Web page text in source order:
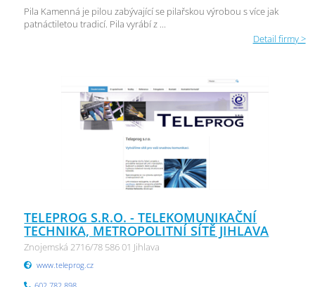
Pila Kamenná je pilou zabývající se pilařskou výrobou s více jak
patnáctiletou tradicí. Pila vyrábí z ...
Detail firmy >
TELEPROG S.R.O. - TELEKOMUNIKAČNÍ
TECHNIKA, METROPOLITNÍ SÍTĚ JIHLAVA
Znojemská 2716/78 586 01 Jihlava
www.teleprog.cz